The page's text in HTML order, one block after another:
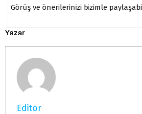
Görüş ve önerilerinizi bizimle
Yazar
Editor